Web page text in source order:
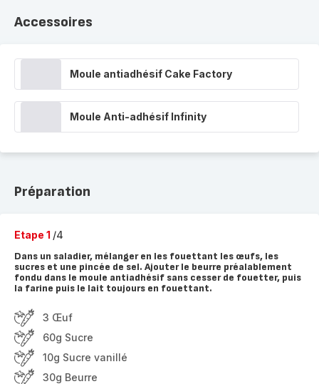
Accessoires
Moule antiadhésif Cake Factory
Moule Anti-adhésif Infinity
Préparation
Etape 1 /4
Dans un saladier, mélanger en les fouettant les œufs, les
sucres et une pincée de sel. Ajouter le beurre préalablement
fondu dans le moule antiadhésif sans cesser de fouetter, puis
la farine puis le lait toujours en fouettant.
3 Œuf
60g Sucre
10g Sucre vanillé
30g Beurre